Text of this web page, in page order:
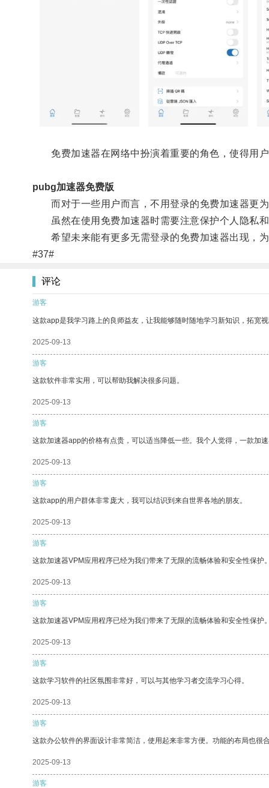
免费加速器在网络中扮演着重要的角色，使得用户
pubg加速器免费版
而对于一些用户而言，不用登录的免费加速器更为
虽然在使用免费加速器时需要注意保护个人隐私和
希望未来能有更多无需登录的免费加速器出现，为
#37#
评论
游客
这款app是我学习路上的良师益友，让我能够随时随地学习新知识，拓宽
2025-09-13
游客
这款软件非常实用，可以帮助我解决很多问题。
2025-09-13
游客
这款加速器app的价格有点贵，可以适当降低一些。我个人觉得，一款加
2025-09-13
游客
这款app的用户群体非常庞大，我可以结识到来自世界各地的朋友。
2025-09-13
游客
这款加速器VPM应用程序已经为我们带来了无限的流畅体验和安全性保护
2025-09-13
游客
这款加速器VPM应用程序已经为我们带来了无限的流畅体验和安全性保护
2025-09-13
游客
这款学习软件的社区氛围非常好，可以与其他学习者交流学习心得。
2025-09-13
游客
这款办公软件的界面设计非常简洁，使用起来非常方便。功能的布局也很
2025-09-13
游客